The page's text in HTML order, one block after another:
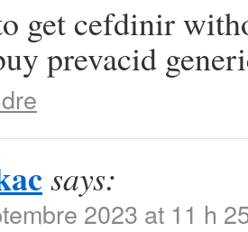
get cefdinir
prevacid
says:
2023 at 11 h